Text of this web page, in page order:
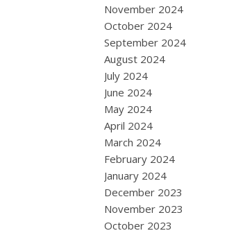
November 2024
October 2024
September 2024
August 2024
July 2024
June 2024
May 2024
April 2024
March 2024
February 2024
January 2024
December 2023
November 2023
October 2023